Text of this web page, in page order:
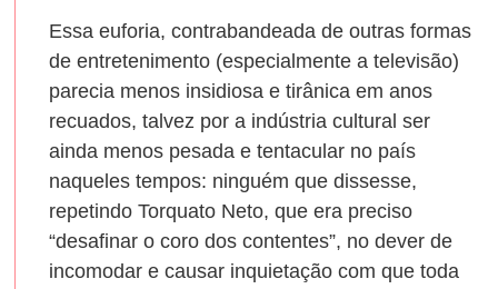
Essa euforia, contrabandeada de outras formas
de entretenimento (especialmente a televisão)
parecia menos insidiosa e tirânica em anos
recuados, talvez por a indústria cultural ser
ainda menos pesada e tentacular no país
naqueles tempos: ninguém que dissesse,
repetindo Torquato Neto, que era preciso
“desafinar o coro dos contentes”, no dever de
incomodar e causar inquietação com que toda